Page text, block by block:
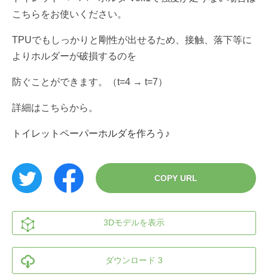
こちらをお使いください。
TPUでもしっかりと剛性が出せるため、接触、落下等に
よりホルダーが破損するのを
防ぐことができます。（t=4 → t=7）
詳細はこちらから。
トイレットペーパーホルダを作ろう♪
COPY URL
3Dモデルを表示
ダウンロード 3